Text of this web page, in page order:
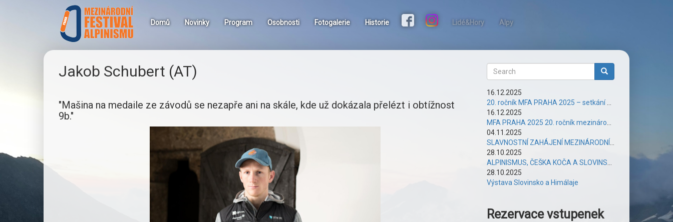
Hlavní
menu
Domů Novinky Program Osobnosti Fotogalerie Historie Lidé&Hory Alpy
Jakob Schubert (AT)
"Mašina na medaile ze závodů se nezapře ani na skále, kde už dokázala přelézt i obtížnost
9b."
Search Search
16.12.2025
16.12.2025
04.11.2025
28.10.2025
28.10.2025
Výstava Slovinsko a Himálaje
Rezervace vstupenek